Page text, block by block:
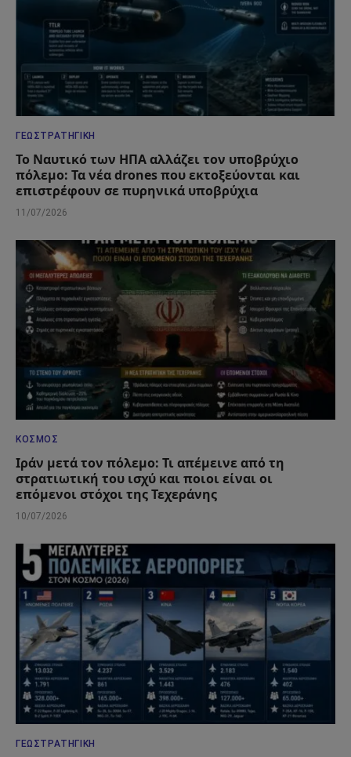
ΓΕΩΣΤΡΑΤΗΓΙΚΉ
Το Ναυτικό των ΗΠΑ αλλάζει τον υποβρύχιο
πόλεμο: Τα νέα drones που εκτοξεύονται και
επιστρέφουν σε πυρηνικά υποβρύχια
11/07/2026
ΚΌΣΜΟΣ
Ιράν μετά τον πόλεμο: Τι απέμεινε από τη
στρατιωτική του ισχύ και ποιοι είναι οι
επόμενοι στόχοι της Τεχεράνης
10/07/2026
ΓΕΩΣΤΡΑΤΗΓΙΚΉ